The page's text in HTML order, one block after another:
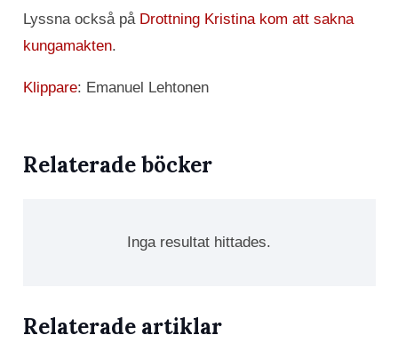
Lyssna också på Drottning Kristina kom att sakna
kungamakten.
Klippare: Emanuel Lehtonen
Relaterade böcker
Inga resultat hittades.
Relaterade artiklar